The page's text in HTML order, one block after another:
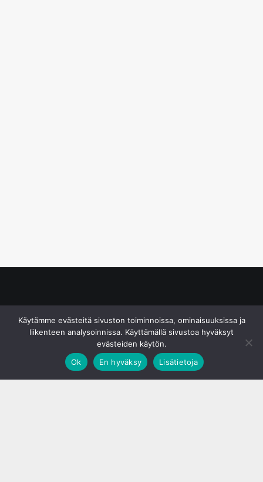
Käytämme evästeitä sivuston toiminnoissa, ominaisuuksissa ja
liikenteen analysoinnissa. Käyttämällä sivustoa hyväksyt
evästeiden käytön.
Ok
En hyväksy Lisätietoja